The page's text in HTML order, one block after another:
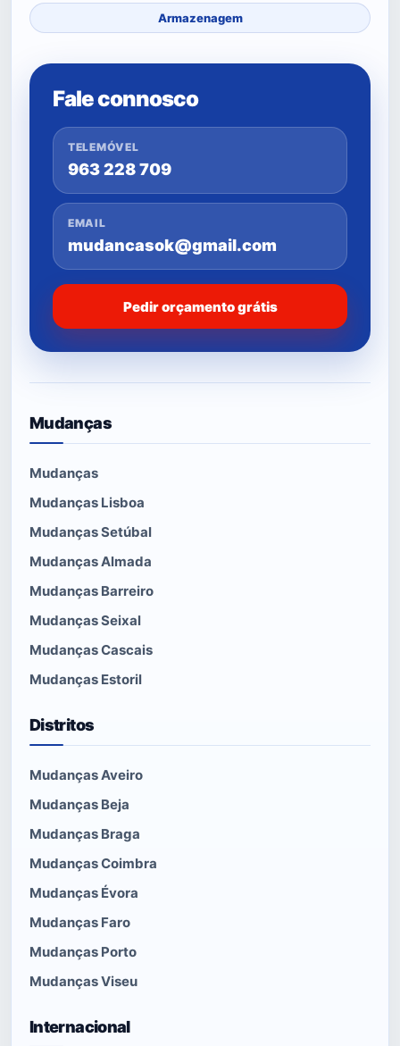
Armazenagem
Fale connosco
TELEMÓVEL
963 228 709
EMAIL
mudancasok@gmail.com
Pedir orçamento grátis
Mudanças
Mudanças
Mudanças Lisboa
Mudanças Setúbal
Mudanças Almada
Mudanças Barreiro
Mudanças Seixal
Mudanças Cascais
Mudanças Estoril
Distritos
Mudanças Aveiro
Mudanças Beja
Mudanças Braga
Mudanças Coimbra
Mudanças Évora
Mudanças Faro
Mudanças Porto
Mudanças Viseu
Internacional